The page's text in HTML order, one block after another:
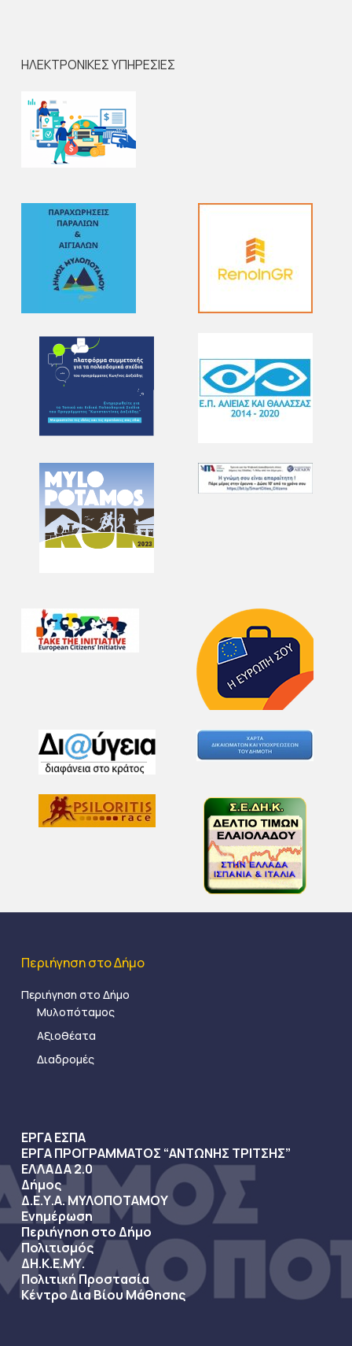
ΗΛΕΚΤΡΟΝΙΚΕΣ ΥΠΗΡΕΣΙΕΣ
Περιήγηση στο Δήμο
Περιήγηση στο Δήμο
Μυλοπόταμος
Αξιοθέατα
Διαδρομές
ΕΡΓΑ ΕΣΠΑ
ΕΡΓΑ ΠΡΟΓΡΑΜΜΑΤΟΣ “ΑΝΤΩΝΗΣ ΤΡΙΤΣΗΣ”
ΕΛΛΑΔΑ 2.0
Δήμος
Δ.Ε.Υ.Α. ΜΥΛΟΠΟΤΑΜΟΥ
Ενημέρωση
Περιήγηση στο Δήμο
Πολιτισμός
ΔΗ.Κ.Ε.ΜΥ.
Πολιτική Προστασία
Κέντρο Δια Βίου Μάθησης